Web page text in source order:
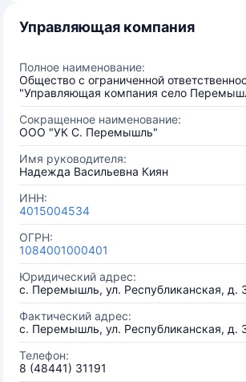
Управляющая компания
Полное наименование:
Общество с ограниченной
"Управляющая компания село
Сокращенное наименование:
ООО "УК С. Перемышль"
Имя руководителя:
Надежда Васильевна Киян
ИНН:
4015004534
ОГРН:
1084001000401
Юридический адрес:
с. Перемышль, ул. Республиканская, д.
Фактический адрес:
с. Перемышль, ул. Республиканская, д.
Телефон:
8 (48441) 31191